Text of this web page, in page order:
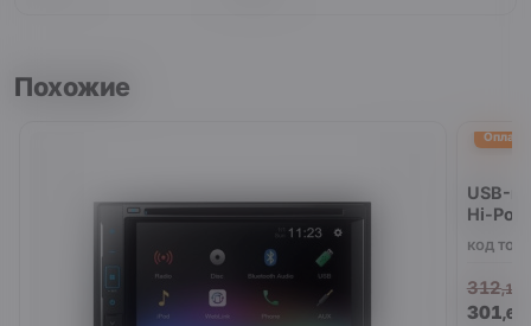
Похожие
Оплата
USB-
Hi-
код
301,60
312,16